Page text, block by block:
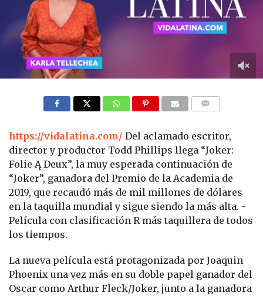
https://vidalatina.com/ Del aclamado escritor,
director y productor Todd Phillips llega “Joker:
Folie Ą Deux”, la muy esperada continuación de
“Joker”, ganadora del Premio de la Academia de
2019, que recaudó más de mil millones de dólares
en la taquilla mundial y sigue siendo la más alta. -
Película con clasificación R más taquillera de todos
los tiempos.
La nueva película está protagonizada por Joaquin
Phoenix una vez más en su doble papel ganador del
Oscar como Arthur Fleck/Joker, junto a la ganadora